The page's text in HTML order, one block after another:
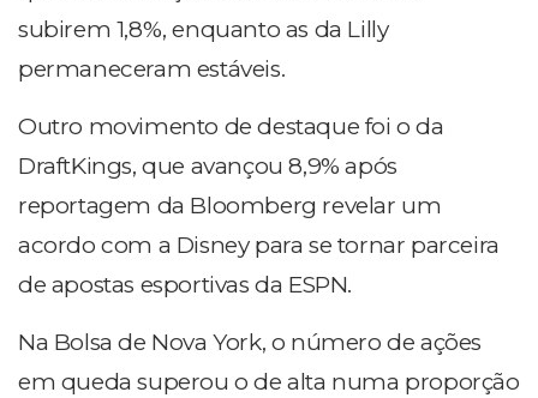
subirem 1,8%, enquanto as da Lilly
permaneceram estáveis.
Outro movimento de destaque foi o da
DraftKings, que avançou 8,9% após
reportagem da Bloomberg revelar um
acordo com a Disney para se tornar parceira
de apostas esportivas da ESPN.
Na Bolsa de Nova York, o número de ações
em queda superou o de alta numa proporção